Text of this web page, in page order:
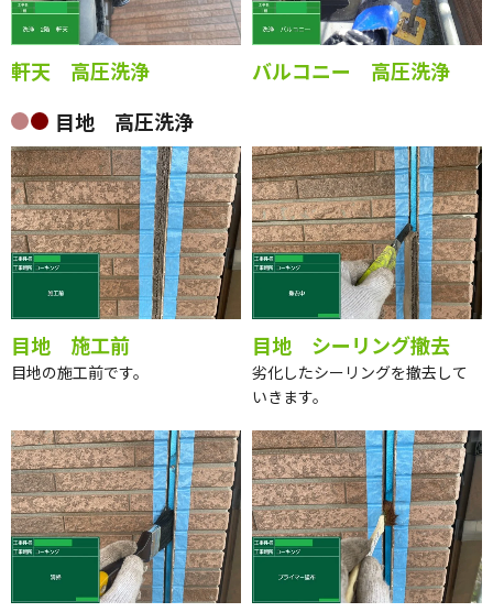
軒天 高圧洗浄
バルコニー 高圧洗浄
目地 高圧洗浄
目地 施工前
目地の施工前です。
目地 シーリング撤去
劣化したシーリングを撤去して
いきます。